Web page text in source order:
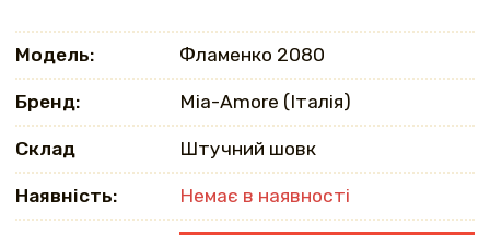
Модель: Фламенко 2080
Бренд: Mia-Amore (Італія)
Склад Штучний шовк
Наявність: Немає в наявності